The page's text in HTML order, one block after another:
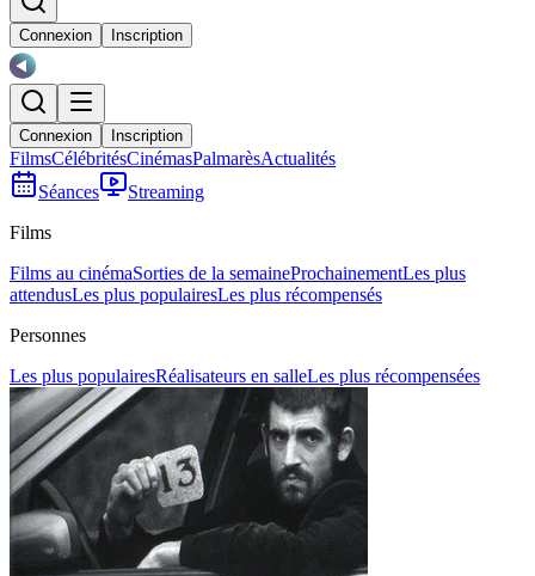
Connexion Inscription
Connexion Inscription
FilmsCélébritésCinémasPalmarèsActualités
Séances
Streaming
Films
Films au cinémaSorties de la semaineProchainementLes plus
attendusLes plus populairesLes plus récompensés
Personnes
Les plus populairesRéalisateurs en salleLes plus récompensées